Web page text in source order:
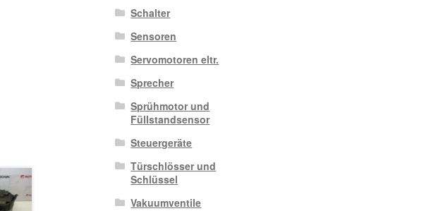
Schalter
Sensoren
Servomotoren eltr.
Sprecher
Sprühmotor und
Füllstandsensor
Steuergeräte
Türschlösser und
Schlüssel
Vakuumventile